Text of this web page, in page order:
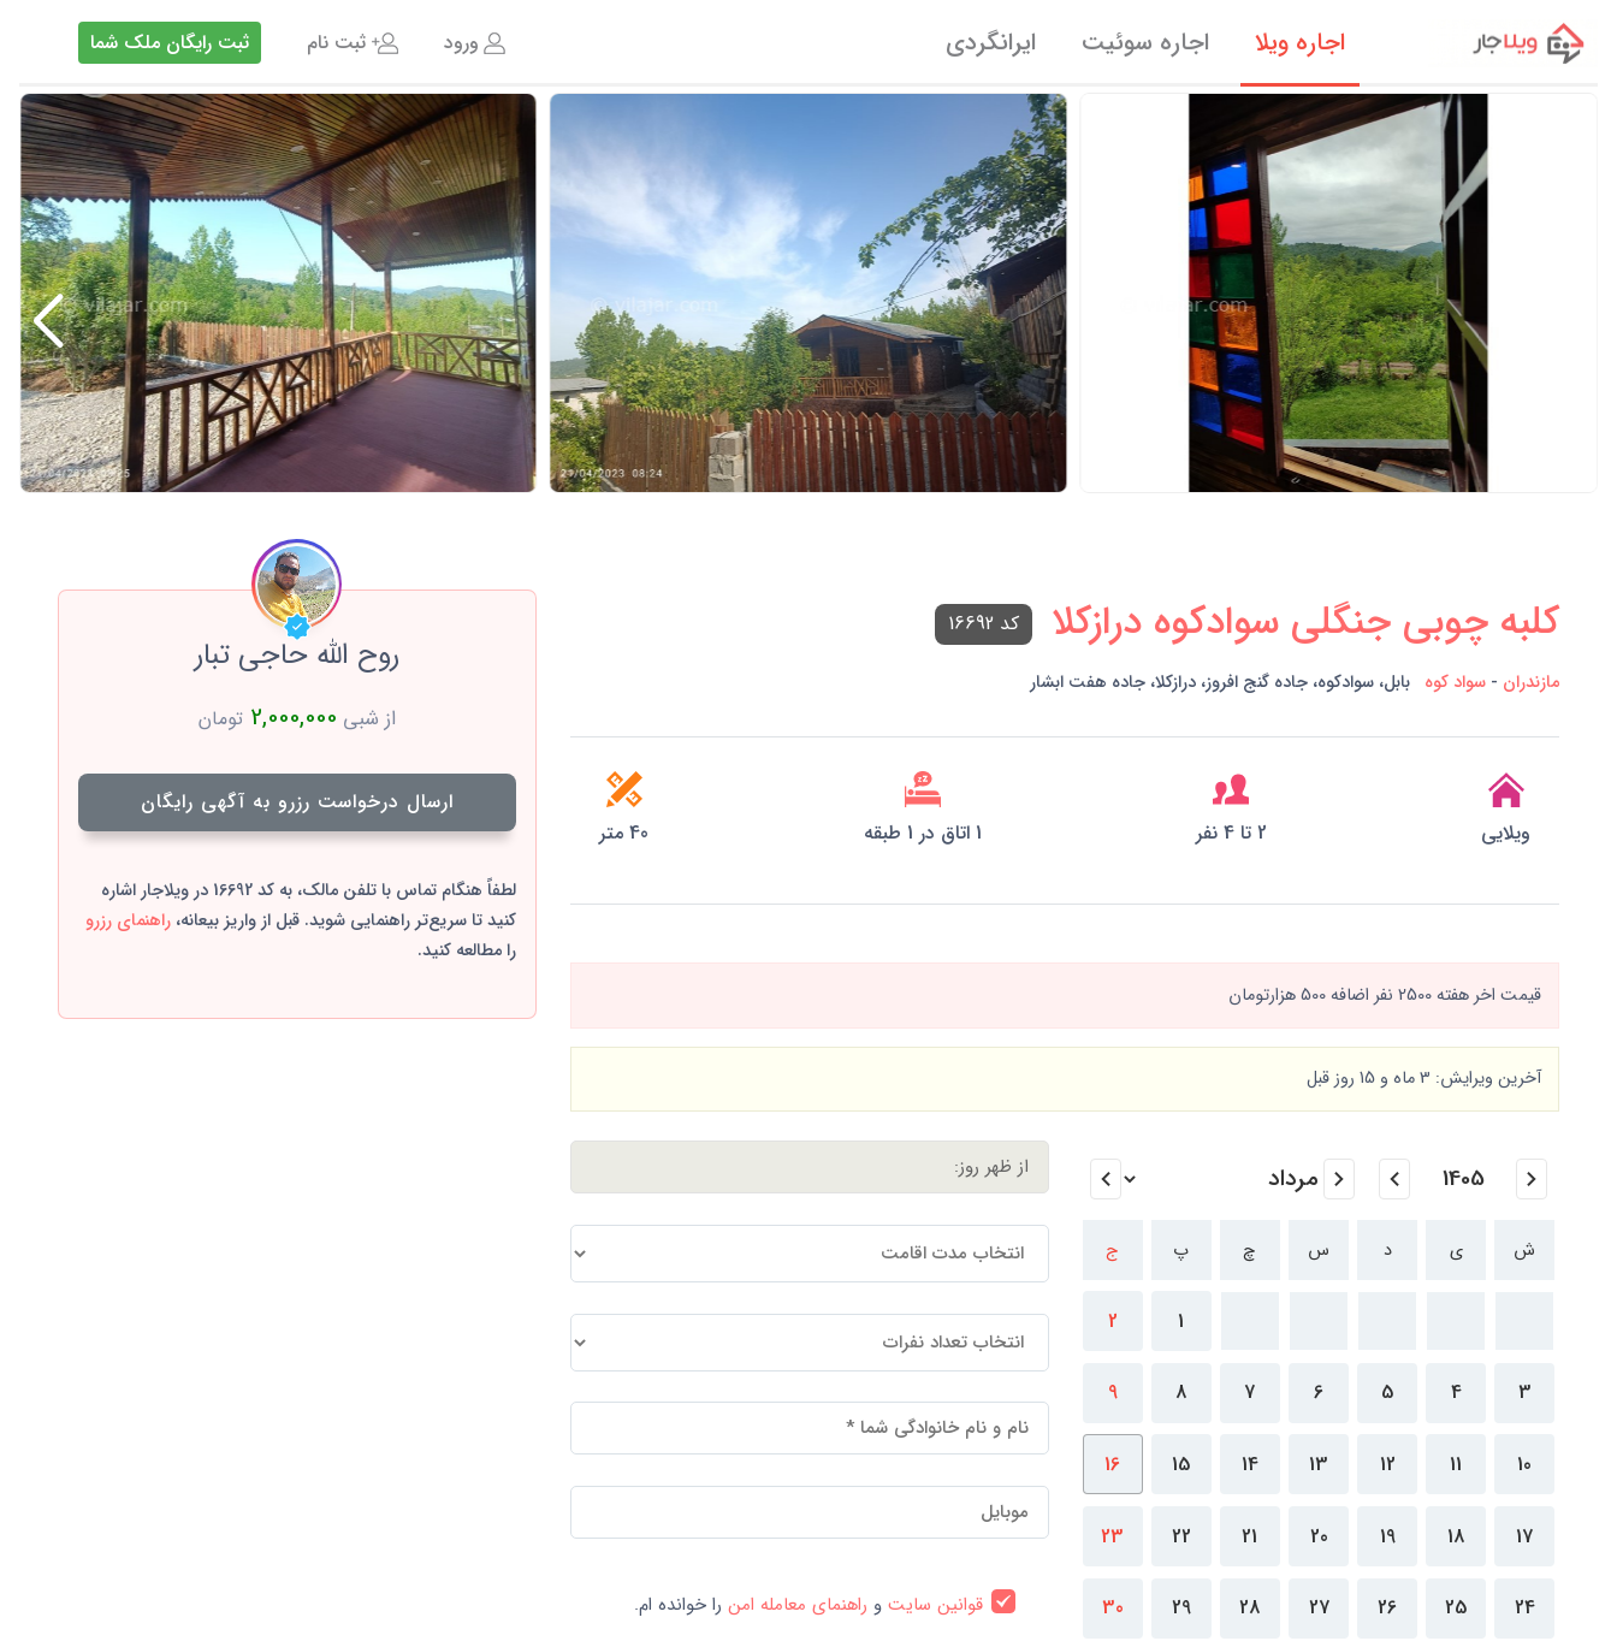
اجاره ویلا اجاره سوئیت ایرانگردی ورود ثبت نام ثبت رایگان ملک شما
کلبه چوبی جنگلی سوادکوه درازکلا کد 16692
مازندران - سواد کوه بابل، سوادکوه، جاده گنج افروز، درازکلا، جاده هفت ابشار
ویلایی 2 تا 4 نفر 1 اتاق در 1 طبقه 40 متر
قیمت اخر هفته 2500 نفر اضافه 500 هزارتومان
آخرین ویرایش: 3 ماه و 15 روز قبل
ش ی د س چ پ ج
1
2
3
4
5
6
7
8
9
10
11
12
13
14
15
16
17
18
19
20
21
22
23
24
25
26
27
28
29
30 قوانین سایتو راهنمای معامله امنرا خوانده ام.
روح الله حاجی تبار
از شبی 2,000,000 تومان
ارسال درخواست رزرو به آگهی رایگان
لطفاً هنگام تماس با تلفن مالک، به کد 16692 در ویلاجار اشاره
کنید تا سریع‌تر راهنمایی شوید. قبل از واریز بیعانه،راهنمای رزرو
را مطالعه کنید.